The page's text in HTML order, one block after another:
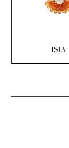
ISIA